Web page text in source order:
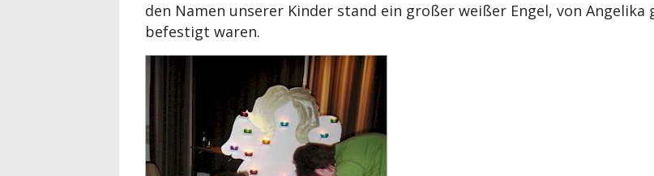
den Namen unserer Kinder stand ein großer weißer Engel, von
befestigt waren.